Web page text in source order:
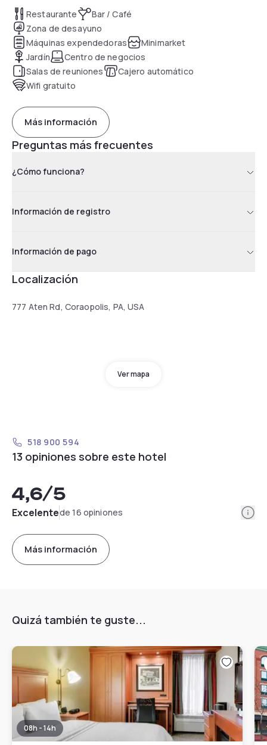
Restaurante
Bar / Café
Zona de desayuno
Máquinas expendedoras
Minimarket
Jardín
Centro de negocios
Salas de reuniones
Cajero automático
Wifi gratuito
Más información
Preguntas más frecuentes
¿Cómo funciona?
Información de registro
Información de pago
Localización
777 Aten Rd, Coraopolis, PA, USA
Ver mapa
518 900 594
13 opiniones sobre este hotel
4,6/5
Excelentede 16 opiniones
Más información
Quizá también te guste...
08h - 14h